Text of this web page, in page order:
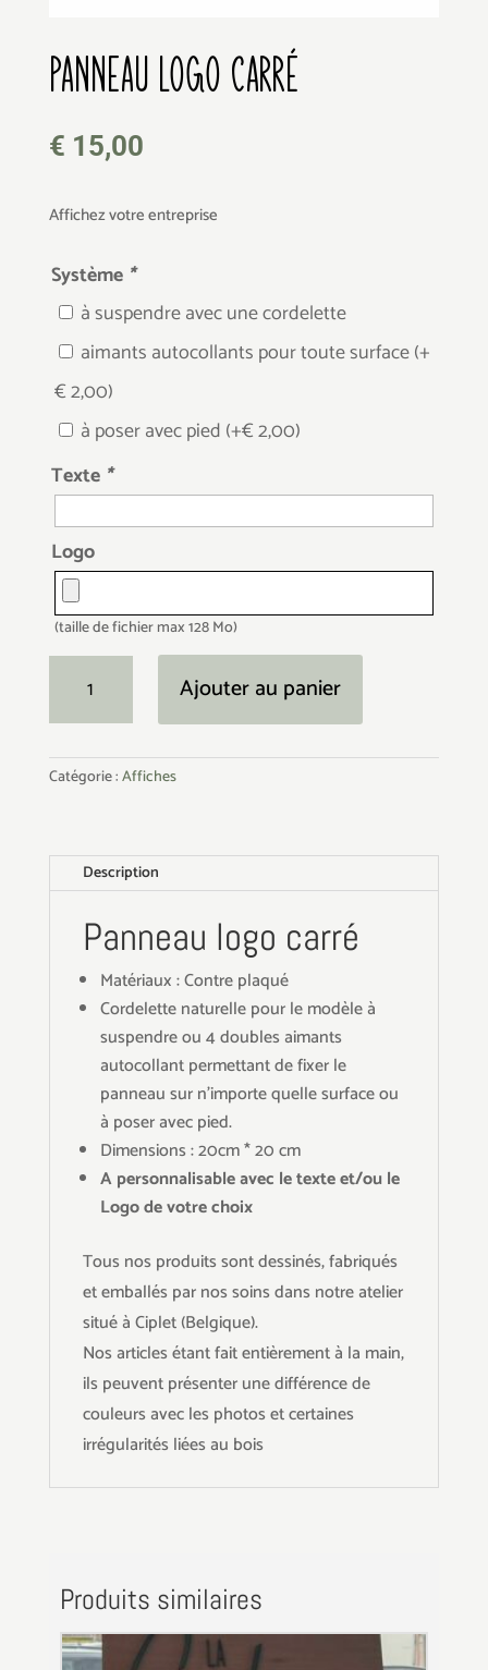
PANNEAU LOGO CARRÉ
€ 15,00
Affichez votre entreprise
Système *
à suspendre avec une cordelette
aimants autocollants pour toute surface(+
€2,00)
à poser avec pied (+€2,00)
Texte *
Logo
(taille de fichier max 128 Mo)
Panneau
logo
carré
Ajouter au panier
Catégorie :Affiches
Description
Panneau logo carré
Matériaux : Contre plaqué
Cordelette naturelle pour le modèle à
suspendre ou 4 doubles aimants
autocollant permettant de fixer le
panneau sur n'importe quelle surface ou
à poser avec pied.
Dimensions : 20cm * 20 cm
A personnalisable avec le texte et/ou le
Logo de votre choix
Tous nos produits sont dessinés, fabriqués
et emballés par nos soins dans notre atelier
situé à Ciplet (Belgique).
Nos articles étant fait entièrement à la main,
ils peuvent présenter une différence de
couleurs avec les photos et certaines
irrégularités liées au bois
Produits similaires